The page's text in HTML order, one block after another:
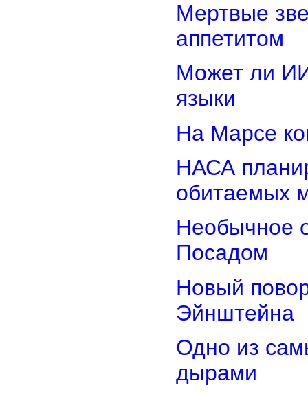
Мертвые
аппетитом
Может ли
языки
На Марсе
НАСА
обитаемых
Необычное
Посадом
Новый
Эйнштейна
Одно из
дырами